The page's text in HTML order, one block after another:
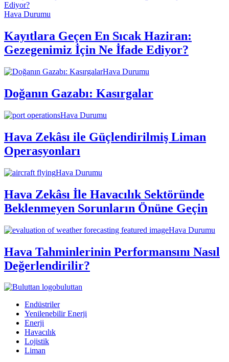
Hava Durumu
Kayıtlara Geçen En Sıcak Haziran:
Gezegenimiz İçin Ne İfade Ediyor?
Hava Durumu
Doğanın Gazabı: Kasırgalar
Hava Durumu
Hava Zekâsı ile Güçlendirilmiş Liman
Operasyonları
Hava Durumu
Hava Zekâsı İle Havacılık Sektöründe
Beklenmeyen Sorunların Önüne Geçin
Hava Durumu
Hava Tahminlerinin Performansını Nasıl
Değerlendirilir?
buluttan
Endüstriler
Yenilenebilir Enerji
Enerji
Havacılık
Lojistik
Liman